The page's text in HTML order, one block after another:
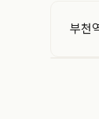
부천